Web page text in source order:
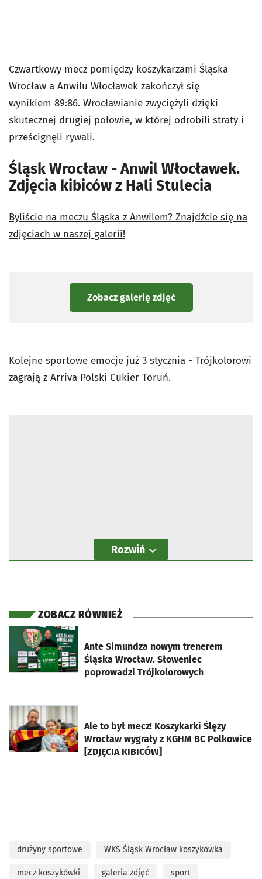
Czwartkowy mecz pomiędzy koszykarzami Śląska
Wrocław a Anwilu Włocławek zakończył się
wynikiem 89:86. Wrocławianie zwyciężyli dzięki
skutecznej drugiej połowie, w której odrobili straty i
prześcignęli rywali.
Śląsk Wrocław - Anwil Włocławek.
Zdjęcia kibiców z Hali Stulecia
Byliście na meczu Śląska z Anwilem? Znajdźcie się na
zdjęciach w naszej galerii!
Zobacz galerię zdjęć
Kolejne sportowe emocje już 3 stycznia - Trójkolorowi
zagrają z Arriva Polski Cukier Toruń.
Rozwiń
ZOBACZ RÓWNIEŻ
Ante Simundza nowym trenerem
Śląska Wrocław. Słoweniec
poprowadzi Trójkolorowych
otworzy się w nowej karcie
Ale to był mecz! Koszykarki Ślęzy
Wrocław wygrały z KGHM BC Polkowice
[ZDJĘCIA KIBICÓW]
otworzy się w nowej karcie
drużyny sportowe WKS Śląsk Wrocław koszykówka
mecz koszykówki galeria zdjęć sport